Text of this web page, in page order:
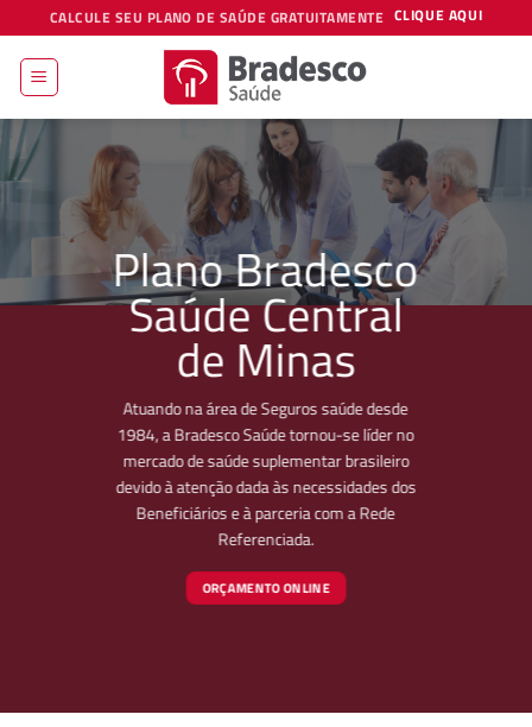
to
content
CALCULE SEU PLANO DE SAÚDE GRATUITAMENTE CLIQUE AQUI
Plano Bradesco
Saúde Central
de Minas
Atuando na área de Seguros saúde desde
1984, a Bradesco Saúde tornou-se líder no
mercado de saúde suplementar brasileiro
devido à atenção dada às necessidades dos
Beneficiários e à parceria com a Rede
Referenciada.
ORÇAMENTO ONLINE